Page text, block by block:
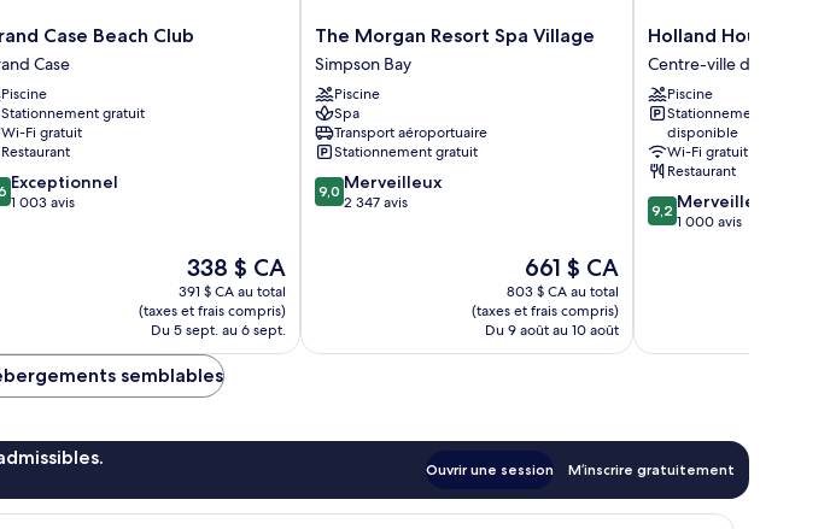
Case Beach Club
Case
Piscine
Stationnement gratuit
Wi-Fi gratuit
Restaurant
Exceptionnel
1 003 avis
Le
prix
est
de
338 $ CA
338 $ CA
391 $ CA au total
(taxes et frais compris)
Du 5 sept. au 6 sept.
The
Morgan
Resort
Spa
Village
Simpson
Bay
The Morgan Resort Spa Village
Simpson Bay
Piscine
Spa
Transport aéroportuaire
Stationnement gratuit
9.0
sur
9,0 Merveilleux
2 347 avis
Le
prix
est
de
661 $ CA
661 $ CA
803 $ CA au total
(taxes et frais compris)
Du 9 août au 10 août
Holland
House
Beach
Hotel
Centre-
ville
de
Philipsburg
Holland House
Centre-ville de
Piscine
Stationnement
disponible
Wi-Fi gratuit
Restaurant
9.2
sur
9,2 Merveilleux
1 000 avis
semblables
Ouvrir une session M’inscrire gratuitement